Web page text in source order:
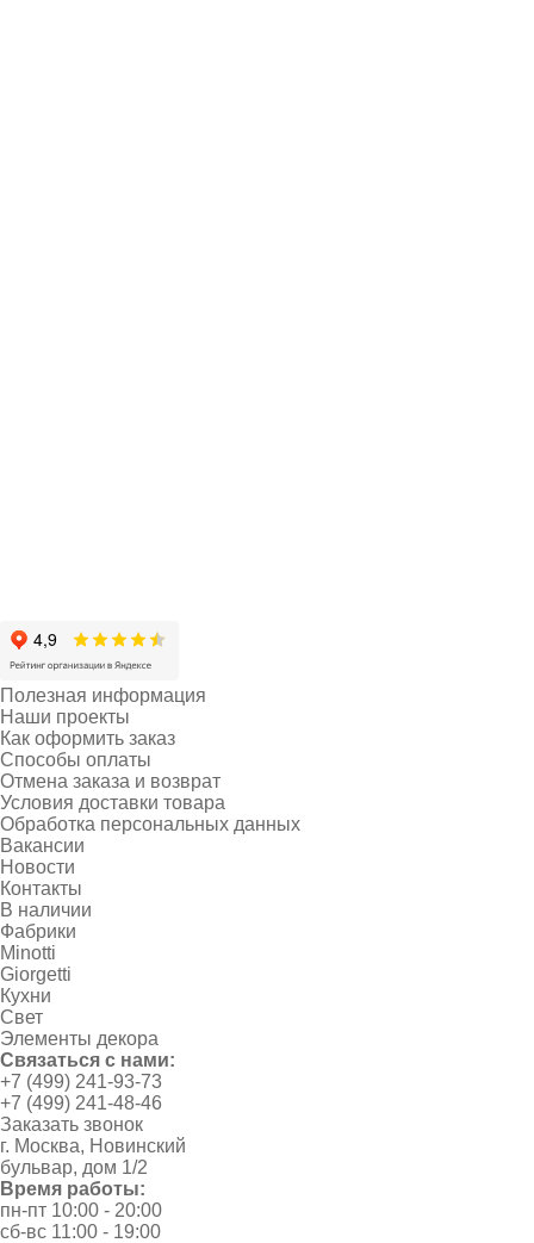
Полезная информация
Наши проекты
Как оформить заказ
Способы оплаты
Отмена заказа и возврат
Условия доставки товара
Обработка персональных данных
Вакансии
Новости
Контакты
В наличии
Фабрики
Minotti
Giorgetti
Кухни
Свет
Элементы декора
Связаться с нами:
+7 (499) 241-93-73
+7 (499) 241-48-46
Заказать звонок
г. Москва, Новинский
бульвар, дом 1/2
Время работы:
пн-пт 10:00 - 20:00
сб-вс 11:00 - 19:00